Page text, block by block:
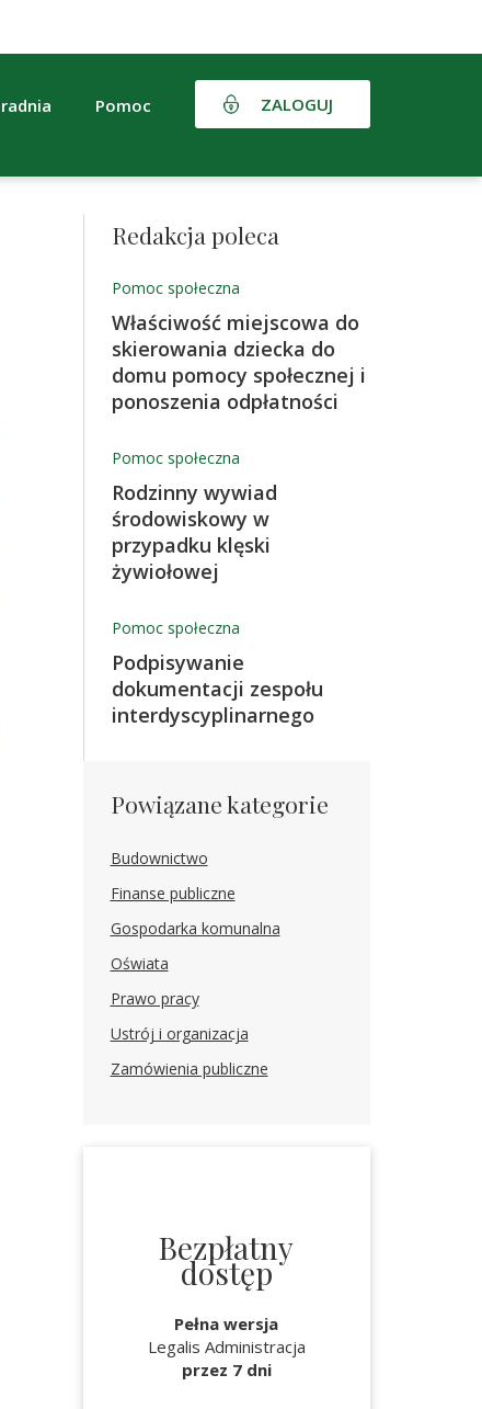
Pomoc ZALOGUJ
Redakcja poleca
Pomoc społeczna
Właściwość miejscowa do
skierowania dziecka do
domu pomocy społecznej i
ponoszenia odpłatności
Pomoc społeczna
Rodzinny wywiad
środowiskowy w
przypadku klęski
żywiołowej
Pomoc społeczna
Podpisywanie
dokumentacji zespołu
interdyscyplinarnego
Powiązane kategorie
Budownictwo
Finanse publiczne
Gospodarka komunalna
Oświata
Prawo pracy
Ustrój i organizacja
Zamówienia publiczne
Bezpłatny
dostęp
Pełna wersja
Legalis Administracja
przez 7 dni